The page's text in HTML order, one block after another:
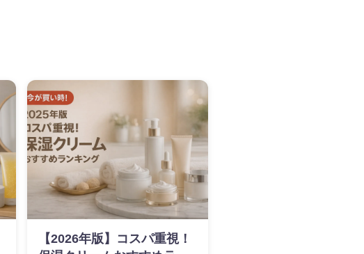
【2026年版】コスパ重視！